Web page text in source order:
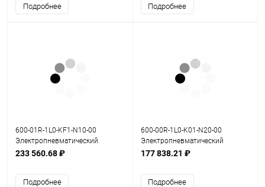
Подробнее Подробнее
600-01R-1L0-KF1-N10-00
Электропневматический
позиционер серия 600
233 560.68 ₽
Подробнее
600-00R-1L0-K01-N20-00
Электропневматический
позиционер серия 600
177 838.21 ₽
Подробнее